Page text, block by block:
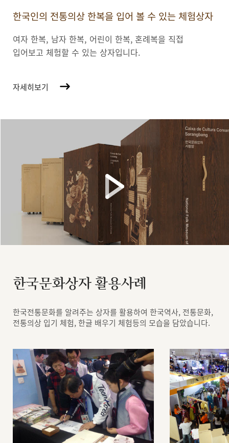
한국인의 전통의상 한복을 입어 볼 수 있는 체험상자
여자 한복, 남자 한복, 어린이 한복, 혼례복을 직접
입어보고 체험할 수 있는 상자입니다.
자세히보기
한국문화상자 활용사례
한국전통문화를 알려주는 상자를 활용하여 한국역사, 전통문화,
전통의상 입기 체험, 한글 배우기 체험등의 모습을 담았습니다.